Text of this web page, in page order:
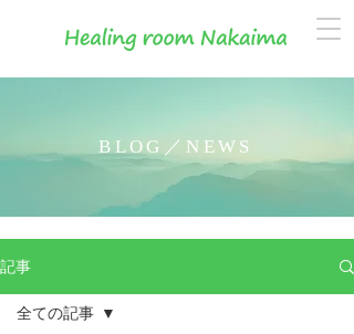
BLOG／NEWS
記事
全ての記事